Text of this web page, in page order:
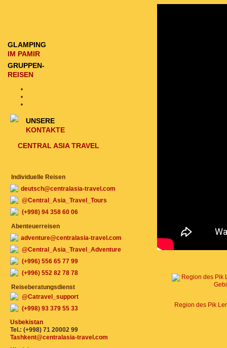
GLAMPING
IM PAMIR
GRUPPEN-
REISEN
UNSERE
KONTAKTE
CENTRAL ASIA TRAVEL
Individuelle Reisen
deutsch@centralasia-travel.com
@Central_Asia_Travel_Tours
(+998) 94 358 60 06
Abenteuerreisen
adventure@centralasia-travel.com
@Central_Asia_Travel_Adventure
(+996) 556 65 77 99
(+996) 552 82 78 78
Reiseberatungsdienst
@Catravel_support
(+998) 93 379 55 33
Usbekistan
Tel.: (+998) 71 20002 99
Tashkent@centralasia-travel.com